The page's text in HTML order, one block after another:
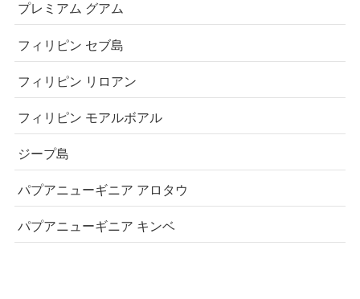
プレミアム グアム
フィリピン セブ島
フィリピン リロアン
フィリピン モアルボアル
ジープ島
パプアニューギニア アロタウ
パプアニューギニア キンベ